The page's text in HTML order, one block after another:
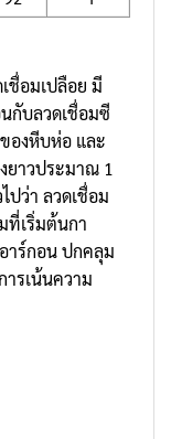
ชื่อมเปลือย มี
กับลวดเชื่อมซี
องหีบห่อ และ
ยาวประมาณ 1
ปว่า ลวดเชื่อม
ที่เริ่มต้นกา
าร์กอน ปกคลุม
รเน้นความ